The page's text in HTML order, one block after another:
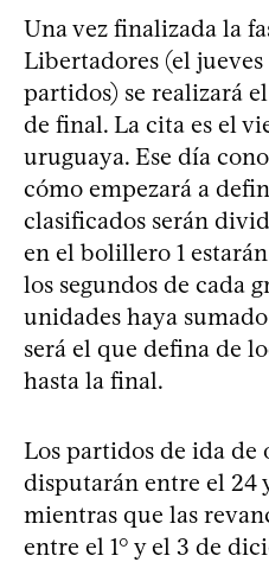
Una vez finalizada la
Libertadores (el
partidos) se realizará
de final. La cita es el
uruguaya. Ese día
cómo empezará a
clasificados serán
en el bolillero 1
los segundos de cada
unidades haya
será el que defina de
hasta la final.
Los partidos de ida de
disputarán entre el 24
mientras que las
entre el 1° y el 3 de